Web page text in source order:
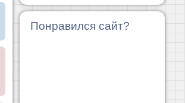
Понравился сайт?